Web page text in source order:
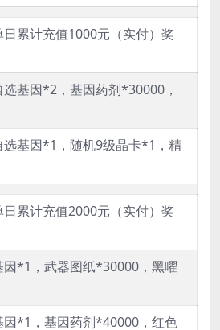
日累计充值1000元（实付）奖
基因*2，基因药剂*30000，
选基因*1，随机9级晶卡*1，精
日累计充值2000元（实付）奖
因*1，武器图纸*30000，黑曜
因*1，基因药剂*40000，红色